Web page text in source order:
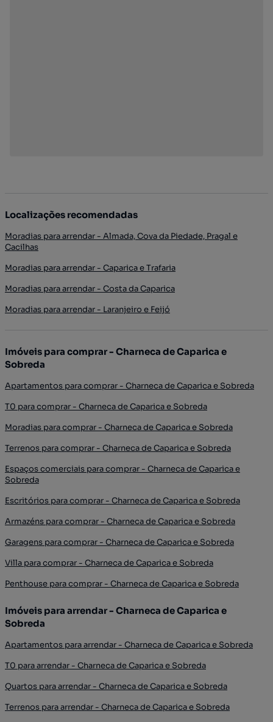
Localizações recomendadas
Moradias para arrendar - Almada, Cova da Piedade, Pragal e
Cacilhas
Moradias para arrendar - Caparica e Trafaria
Moradias para arrendar - Costa da Caparica
Moradias para arrendar - Laranjeiro e Feijó
Imóveis para comprar - Charneca de Caparica e
Sobreda
Apartamentos para comprar - Charneca de Caparica e Sobreda
T0 para comprar - Charneca de Caparica e Sobreda
Moradias para comprar - Charneca de Caparica e Sobreda
Terrenos para comprar - Charneca de Caparica e Sobreda
Espaços comerciais para comprar - Charneca de Caparica e
Sobreda
Escritórios para comprar - Charneca de Caparica e Sobreda
Armazéns para comprar - Charneca de Caparica e Sobreda
Garagens para comprar - Charneca de Caparica e Sobreda
Villa para comprar - Charneca de Caparica e Sobreda
Penthouse para comprar - Charneca de Caparica e Sobreda
Imóveis para arrendar - Charneca de Caparica e
Sobreda
Apartamentos para arrendar - Charneca de Caparica e Sobreda
T0 para arrendar - Charneca de Caparica e Sobreda
Quartos para arrendar - Charneca de Caparica e Sobreda
Terrenos para arrendar - Charneca de Caparica e Sobreda